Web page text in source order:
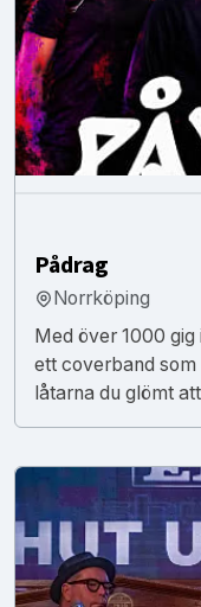
Pådrag
Norrköping
Med över 1000 gig
ett coverband
låtarna du glömt